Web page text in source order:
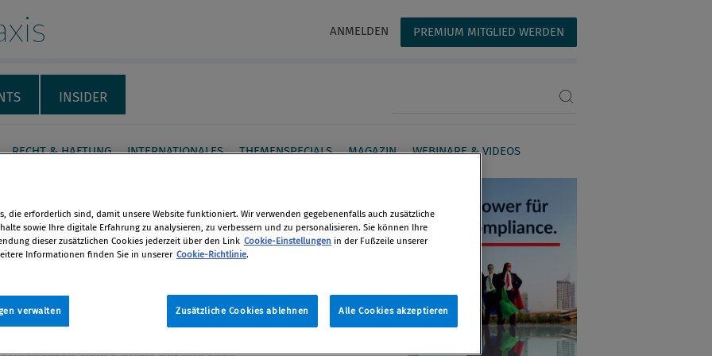
ANMELDEN PREMIUM MITGLIED WERDEN
INSIDER
RECHT & HAFTUNG INTERNATIONALES THEMENSPECIALS MAGAZIN WEBINARE & VIDEOS
in den
AGs
der Compliance-Maßnahmen
Geschäftsberichten
die erforderlich sind, damit unsere Website funktioniert. Wir verwenden gegebenenfalls auch zusätzliche
sowie Ihre digitale Erfahrung zu analysieren, zu verbessern und zu personalisieren. Sie können Ihre
dieser zusätzlichen Cookies jederzeit über den Link Cookie-Einstellungen in der Fußzeile unserer
Informationen finden Sie in unserer Cookie-Richtlinie.
Zusätzliche Cookies ablehnen Alle Cookies akzeptieren
verwalten